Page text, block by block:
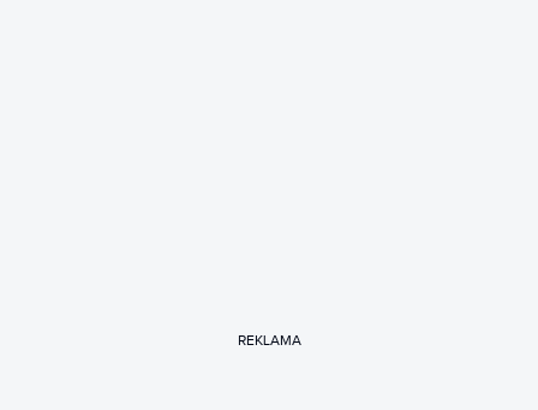
REKLAMA